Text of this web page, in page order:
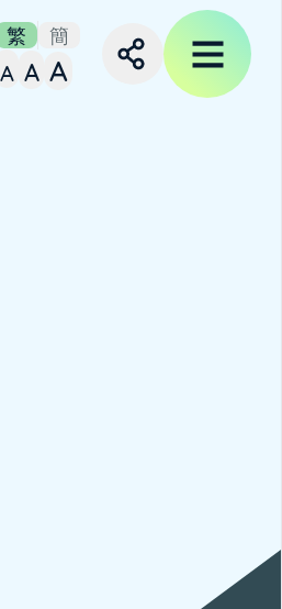
繁 簡
A
Set small font size
A
Set medium font size
A
Set large font